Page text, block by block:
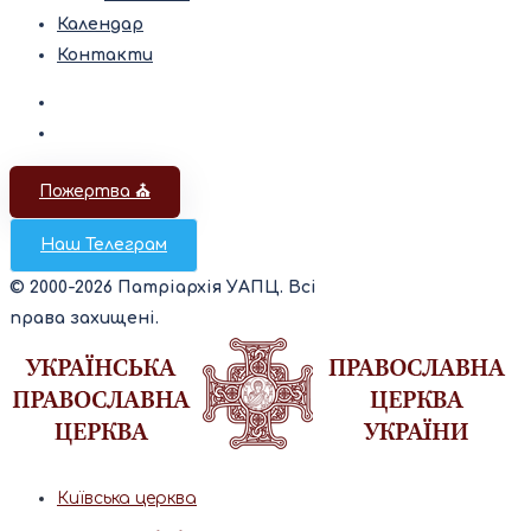
Календар
Контакти
Пожертва ⛪️
Наш Телеграм
© 2000-2026 Патріархія УАПЦ. Всі
права захищені.
Київська церква